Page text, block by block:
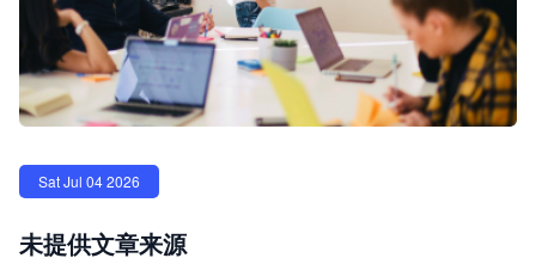
Sat Jul 04 2026
未提供文章来源